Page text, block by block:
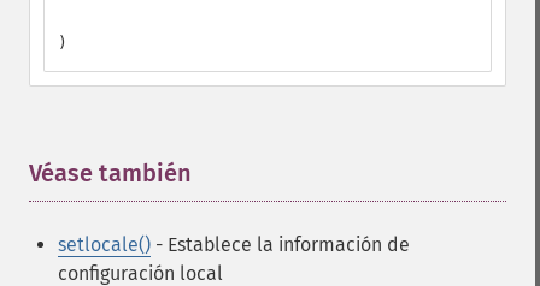
)
Véase también
setlocale() - Establece la información de
configuración local